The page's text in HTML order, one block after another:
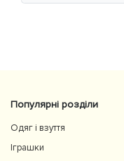
Популярні розділи
Одяг і взуття
Іграшки